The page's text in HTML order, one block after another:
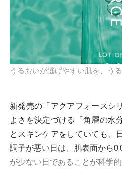
うるおいが逃げやすい肌を、う
新発売の「アクアフォースシ
よさを決定づける「角層の水
とスキンケアをしていても、
調子が悪い日は、肌表面から
が少ない日であることが科学